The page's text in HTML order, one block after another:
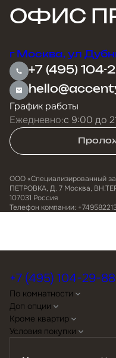
ОФИС
г Москва, ул
+7 (495) 104-
График работы
Ежедневно:с 9:00 до
ООО «Специализированный
ПЕТРОВКА, Д. 7 Москва,
107031 Россия
Телефон компании:
По комнатности
Доп опции
Кроме квартир
Условия покупки
+7 (495) 104-29-88